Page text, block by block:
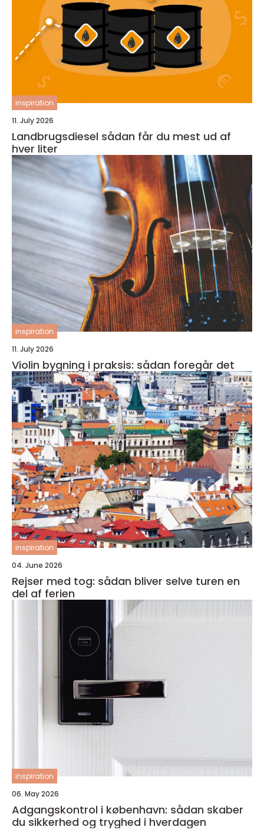
inspiration
11. July 2026
Landbrugsdiesel sådan får du mest ud af
hver liter
inspiration
11. July 2026
Violin bygning i praksis: sådan foregår det
inspiration
04. June 2026
Rejser med tog: sådan bliver selve turen en
del af ferien
inspiration
06. May 2026
Adgangskontrol i københavn: sådan skaber
du sikkerhed og tryghed i hverdagen